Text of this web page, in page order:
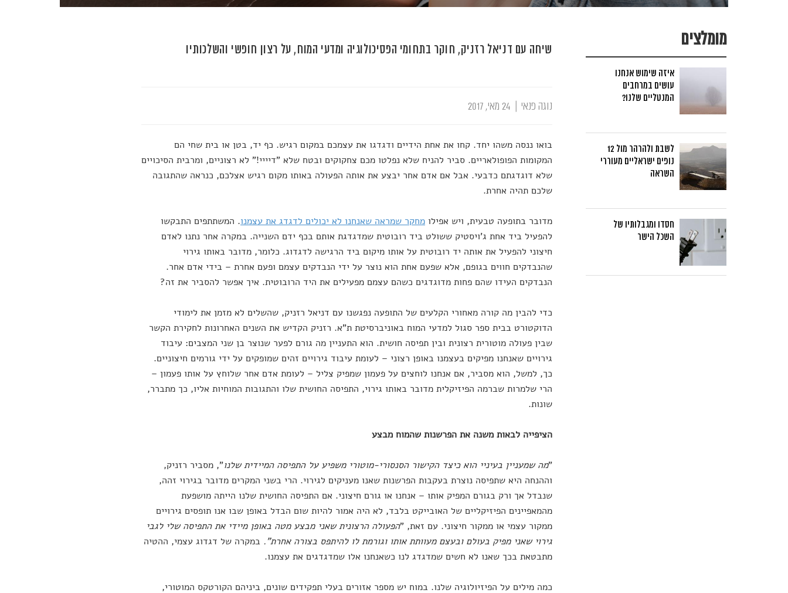
שיחה עם דניאל רזניק, חוקר בתחומי הפסיכולוגיה ומדעי המוח, על רצון חופשי והשלכותיו
נוגה פנאי
בואו ננסה משהו יחד. קחו את אחת הידיים ודגדגו את עצמכם במקום רגיש. כף יד, בטן או בית שחי הם
המקומות הפופולאריים. סביר להניח שלא נפלטו מכם צחקוקים ובטח שלא "דיייי!" לא רצוניים, ומרבית הסיכויים
שלא דוגדגתם כדבעי. אבל אם אדם אחר יבצע את אותה הפעולה באותו מקום רגיש אצלכם, כנראה שהתגובה
שלכם תהיה אחרת.
מדובר בתופעה טבעית, ויש אפילו מחקר שמראה שאנחנו לא יכולים לדגדג את עצמנו. המשתתפים התבקשו
להפעיל ביד אחת ג'ויסטיק ששולט ביד רובוטית שמדגדגת אותם בכף ידם השנייה. במקרה אחר נתנו לאדם
חיצוני להפעיל את אותה יד רובוטית על אותו מיקום ביד הרגישה לדגדוג. כלומר, מדובר באותו גירוי
שהנבדקים חווים בגופם, אלא שפעם אחת הוא נוצר על ידי הנבדקים עצמם ופעם אחרת – בידי אדם אחר.
הנבדקים העידו שהם פחות מדוגדגים כשהם עצמם מפעילים את היד הרובוטית. איך אפשר להסביר את זה?
כדי להבין מה קורה מאחורי הקלעים של התופעה נפגשנו עם דניאל רזניק, שהשלים לא מזמן את לימודי
הדוקטורט בבית ספר סגול למדעי המוח באוניברסיטת ת"א. רזניק הקדיש את השנים האחרונות לחקירת הקשר
שבין פעולה מוטורית רצונית ובין תפיסה חושית. הוא התעניין מה גורם לפער שנוצר בן שני המצבים: עיבוד
גירויים שאנחנו מפיקים בעצמנו באופן רצוני – לעומת עיבוד גירויים זהים שמופקים על ידי גורמים חיצוניים.
כך, למשל, הוא מסביר, אם אנחנו לוחצים על פעמון שמפיק צליל – לעומת אדם אחר שלוחץ על אותו פעמון –
הרי שלמרות שברמה הפיזיקלית מדובר באותו גירוי, התפיסה החושית שלו והתגובות המוחיות אליו, כך מתברר,
שונות.
הציפייה לבאות משנה את הפרשנות שהמוח מבצע
"מה שמעניין בעיניי הוא כיצד הקישור הסנסורי-מוטורי משפיע על התפיסה המיידית שלנו", מסביר רזניק,
וההנחה היא שתפיסה נוצרת בעקבות הפרשנות שאנו מעניקים לגירוי. הרי בשני המקרים מדובר בגירוי זהה,
שנבדל אך ורק בגורם המפיק אותו – אנחנו או גורם חיצוני. אם התפיסה החושית שלנו הייתה מושפעת
מהמאפיינים הפיזיקליים של האובייקט בלבד, לא היה אמור להיות שום הבדל באופן שבו אנו תופסים גירויים
ממקור עצמי או ממקור חיצוני. עם זאת, "הפעולה הרצונית שאני מבצע מטה באופן מיידי את התפיסה שלי לגבי
גירוי שאני מפיק בעולם ובעצם מעוותת אותו וגורמת לו להיתפס בצורה אחרת". במקרה של דגדוג עצמי, ההטיה
מתבטאת בכך שאנו לא חשים שמדגדג לנו כשאנחנו אלו שמדגדגים את עצמנו.
כמה מילים על הפיזיולוגיה שלנו. במוח יש מספר אזורים בעלי תפקידים שונים, ביניהם הקורטקס המוטורי,
מומלצים
איזה שימוש אנחנו
עושים במרחבים
המנטליים שלנו?
לשבת ולהרהר מול 12
נופים ישראליים מעוררי
השראה
חסדו ומגבלותיו של
השכל הישר